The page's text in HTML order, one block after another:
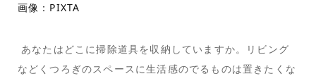
画像：PIXTA
あなたはどこに掃除道具を収納していますか。リビング
などくつろぎのスペースに生活感のでるものは置きたくな